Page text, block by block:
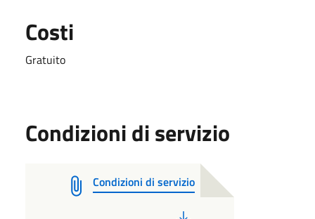
Costi
Gratuito
Condizioni di servizio
Condizioni di servizio